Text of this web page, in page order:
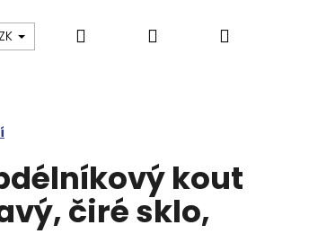
Vany a umyvadla
Hledat PřihlášeníNákupní
kout
čiré sklo,